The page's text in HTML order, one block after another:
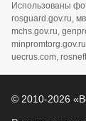
Использованы
rosguard.gov.ru,
mchs.gov.ru,
uecrus.com,
© 2010-2026